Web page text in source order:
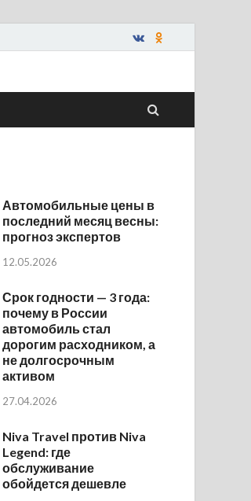
Автомобильные цены в
последний месяц весны:
прогноз экспертов
12.05.2026
Срок годности — 3 года:
почему в России
автомобиль стал
дорогим расходником, а
не долгосрочным
активом
27.04.2026
Niva Travel против Niva
Legend: где
обслуживание
обойдется дешевле